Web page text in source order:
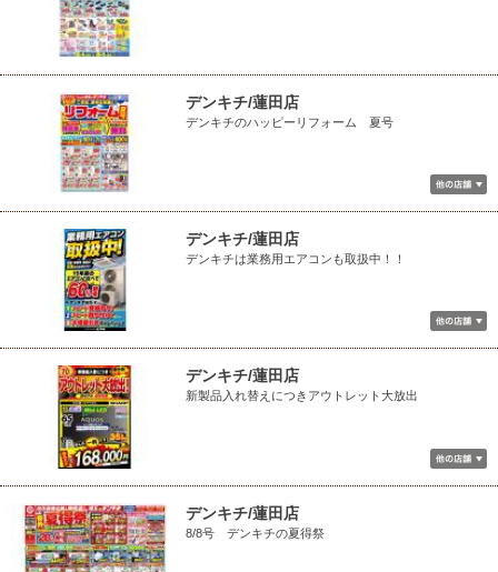
デンキチ/蓮田店
デンキチのハッピーリフォーム 夏号
デンキチ/蓮田店
デンキチは業務用エアコンも取扱中！！
デンキチ/蓮田店
新製品入れ替えにつきアウトレット大放出
デンキチ/蓮田店
8/8号 デンキチの夏得祭